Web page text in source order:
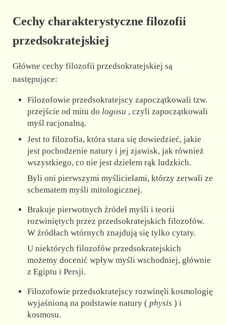
Cechy charakterystyczne filozofii
przedsokratejskiej
Główne cechy filozofii przedsokratejskiej są
następujące:
Filozofowie przedsokratejscy zapoczątkowali tzw.
przejście od mitu do logosu , czyli zapoczątkowali
myśl racjonalną.
Jest to filozofia, która stara się dowiedzieć, jakie
jest pochodzenie natury i jej zjawisk, jak również
wszystkiego, co nie jest dziełem rąk ludzkich.
Byli oni pierwszymi myślicielami, którzy zerwali ze
schematem myśli mitologicznej.
Brakuje pierwotnych źródeł myśli i teorii
rozwiniętych przez przedsokratejskich filozofów.
W źródłach wtórnych znajdują się tylko cytaty.
U niektórych filozofów przedsokratejskich
możemy docenić wpływ myśli wschodniej, głównie
z Egiptu i Persji.
Filozofowie przedsokratejscy rozwinęli kosmologię
wyjaśnioną na podstawie natury (physis ) i
kosmosu.